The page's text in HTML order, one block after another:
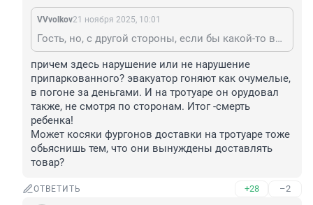
VVvolkov21 ноября 2025, 10:01
Гость, но, с другой стороны, если бы какой-то водитель не нарушил правила, припарковавшись на тротуаре, этого бы не произошло. Нисколько не оправдывая эвакуаторщика (и гаишника, который обязан был быть рядом), но вот как всё взаимосвязано...
причем здесь нарушение или не нарушение
припаркованного? эвакуатор гоняют как очумелые,
в погоне за деньгами. И на тротуаре он орудовал
также, не смотря по сторонам. Итог -смерть
ребенка!
Может косяки фургонов доставки на тротуаре тоже
обьяснишь тем, что они вынуждены доставлять
товар?
ОТВЕТИТЬ +28 –2